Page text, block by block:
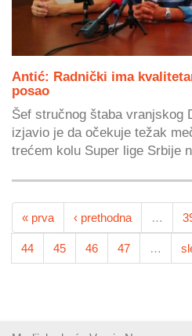
Antić: Radnički ima
posao
Šef stručnog štaba vranjskog
izjavio je da očekuje težak
trećem kolu Super lige Srbije
« prva ‹ prethodna …
44 45 46 47 …